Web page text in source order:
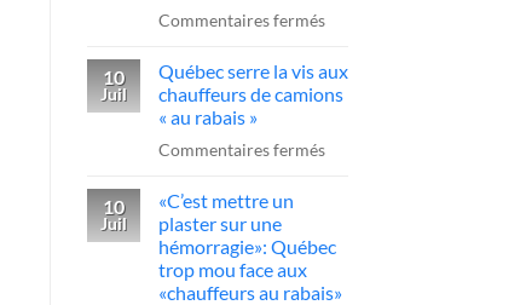
dessein?»:Alex
sur
manœuvre
Commentaires ferméssur
examen
obligatoire
conduire
au
10
Juil
Québec serre la vis aux
chauffeurs de camions
« au rabais »
Commentaires ferméssur
vis
aux
10
Juil
«C’est mettre un
plaster sur une
hémorragie»: Québec
trop mou face aux
«chauffeurs au rabais»